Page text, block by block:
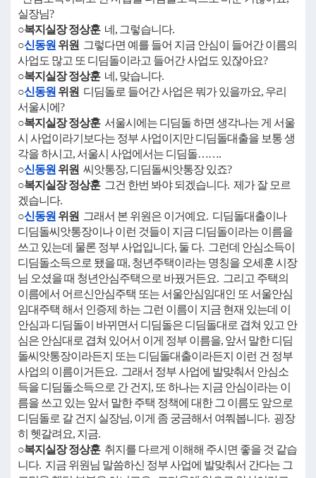
실장님?
○복지실장 정상훈네, 그렇습니다.
○신동원 위원 그렇다면 예를 들어 지금 안심이 들어간 이름의
사업도 많고 또 디딤돌이라고 들어간 사업도 있잖아요?
○복지실장 정상훈네, 맞습니다.
○신동원 위원 디딤돌로 들어간 사업은 뭐가 있을까요, 우리
서울시에?
○복지실장 정상훈서울시에는 디딤돌 하면 생각나는 게 서울
시 사업이라기보다는 정부 사업이지만 디딤돌대출을 보통 생
각을 하시고, 서울시 사업에서는 디딤돌…….
○신동원 위원 씨앗통장, 디딤돌씨앗통장 있죠?
○복지실장 정상훈그건 한번 봐야 되겠습니다. 제가 잘 모르
겠습니다.
○신동원 위원 그래서 본 위원은 이거예요. 디딤돌대출이나
디딤돌씨앗통장이나 이런 것들이 지금 디딤돌이라는 이름을
쓰고 있는데 물론 정부 사업입니다, 둘 다. 그런데 안심소득이
디딤돌소득으로 됐을 때, 청년주택이라는 명칭을 오세훈 시장
님 오셨을 때 청년안심주택으로 바꿨거든요. 그리고 주택의
이름에서 어르신안심주택 또는 서울안심임대인 또 서울안심
임대주택 해서 인증제 하는 그런 이름이 지금 현재 있는데 이
안심과 디딤돌이 바뀌면서 디딤돌은 디딤돌대로 겹쳐 있고 안
심은 안심대로 겹쳐 있어서 이게 정부 이름을, 앞서 말한 디딤
돌씨앗통장이라든지 또는 디딤돌대출이라든지 이런 건 정부
사업의 이름이거든요. 그래서 정부 사업에 발맞춰서 안심소
득을 디딤돌소득으로 간 건지, 또 하나는 지금 안심이라는 이
름을 쓰고 있는 앞서 말한 주택 정책에 대한 그 이름도 앞으로
디딤돌로 갈 건지 실장님, 이게 좀 궁금해서 여쭤봅니다. 굉장
히 헷갈려요, 지금.
○복지실장 정상훈취지를 다르게 이해해 주시면 좋을 것 같습
니다. 지금 위원님 말씀하신 정부 사업에 발맞춰서 간다는 그